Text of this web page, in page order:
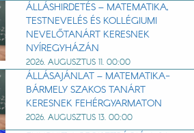
ÁLLÁSHIRDETÉS – MATEMATIKA,
TESTNEVELÉS ÉS KOLLÉGIUMI
NEVELŐTANÁRT KERESNEK
NYÍREGYHÁZÁN
2026. AUGUSZTUS 11. 00:00
ÁLLÁSAJÁNLAT – MATEMATIKA-
BÁRMELY SZAKOS TANÁRT
KERESNEK FEHÉRGYARMATON
2026. AUGUSZTUS 13. 00:00